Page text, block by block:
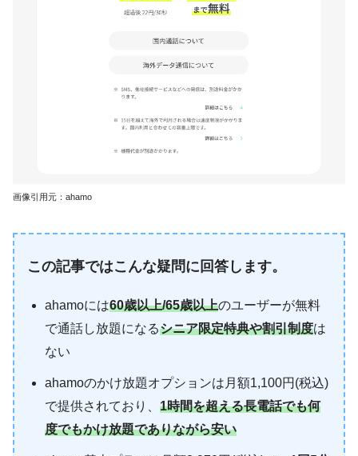
画像引用元：ahamo
この記事ではこんな疑問に回答します。
ahamoには60歳以上/65歳以上のユーザーが無料
で通話し放題になるシニア限定特典や割引制度は
ない
ahamoのかけ放題オプションは月額1,100円(税込)
で提供されており、1時間を超える長電話でも何
度でもかけ放題でありながら安い